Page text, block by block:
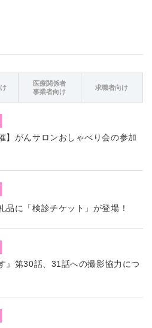
医療関係者
事業者向け
求職者向け
】がんサロンおしゃべり会の参加
品に「検診チケット」が登場！
』第30話、31話への撮影協力につ